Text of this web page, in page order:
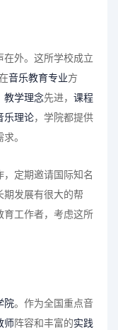
在外。这所学校成立
音乐教育专业方
教学理念先进， 课程
乐理论，学院都提供
。
定期邀请国际知名
期发展有很大的帮
育工作者，考虑这所
院。作为全国重点音
师阵容和丰富的实践